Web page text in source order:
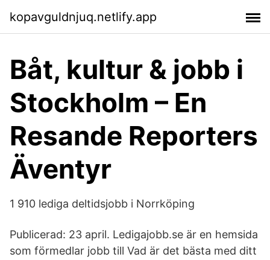
kopavguldnjuq.netlify.app
Båt, kultur & jobb i
Stockholm – En
Resande Reporters
Äventyr
1 910 lediga deltidsjobb i Norrköping
Publicerad: 23 april. Ledigajobb.se är en hemsida
som förmedlar jobb till Vad är det bästa med ditt